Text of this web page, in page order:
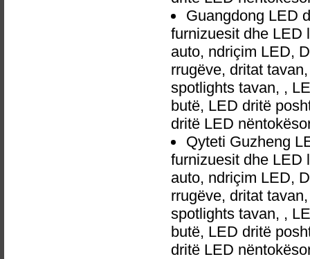
Guangdong LED
furnizuesit dhe LED
auto, ndriçim LED,
rrugëve, dritat
spotlights tavan, ,
butë, LED dritë
dritë LED
Qyteti Guzheng
furnizuesit dhe LED
auto, ndriçim LED,
rrugëve, dritat
spotlights tavan, ,
butë, LED dritë
dritë LED